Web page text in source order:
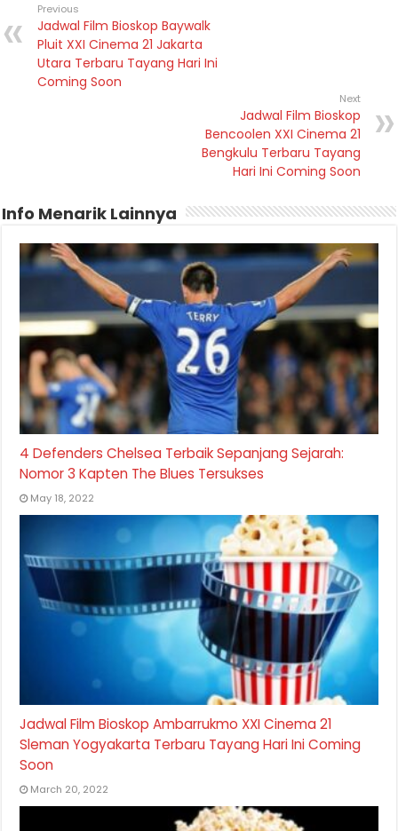
Previous
Jadwal Film Bioskop Baywalk
Pluit XXI Cinema 21 Jakarta
Utara Terbaru Tayang Hari Ini
Coming Soon
Next
Jadwal Film Bioskop
Bencoolen XXI Cinema 21
Bengkulu Terbaru Tayang
Hari Ini Coming Soon
Info Menarik Lainnya
4 Defenders Chelsea Terbaik Sepanjang Sejarah:
Nomor 3 Kapten The Blues Tersukses
May 18, 2022
Jadwal Film Bioskop Ambarrukmo XXI Cinema 21
Sleman Yogyakarta Terbaru Tayang Hari Ini Coming
Soon
March 20, 2022